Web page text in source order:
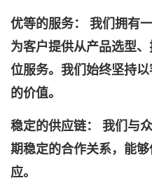
优等的服务： 我们拥有
为客户提供从产品选型
位服务。我们始终坚持
的价值。
稳定的供应链： 我们与
期稳定的合作关系，能
应。